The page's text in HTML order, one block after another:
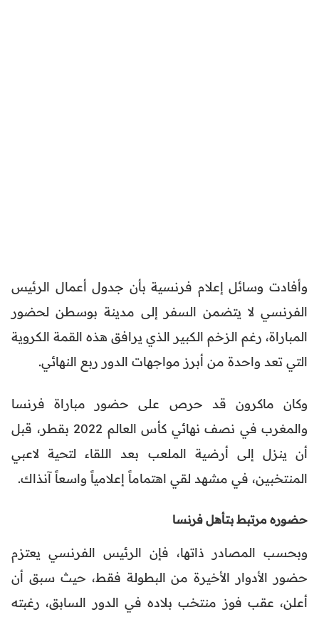
وأفادت وسائل إعلام فرنسية بأن جدول أعمال الرئيس
الفرنسي لا يتضمن السفر إلى مدينة بوسطن لحضور
المباراة، رغم الزخم الكبير الذي يرافق هذه القمة الكروية
التي تعد واحدة من أبرز مواجهات الدور ربع النهائي.
وكان ماكرون قد حرص على حضور مباراة فرنسا
والمغرب في نصف نهائي كأس العالم 2022 بقطر، قبل
أن ينزل إلى أرضية الملعب بعد اللقاء لتحية لاعبي
المنتخبين، في مشهد لقي اهتماماً إعلامياً واسعاً آنذاك.
حضوره مرتبط بتأهل فرنسا
وبحسب المصادر ذاتها، فإن الرئيس الفرنسي يعتزم
حضور الأدوار الأخيرة من البطولة فقط، حيث سبق أن
أعلن، عقب فوز منتخب بلاده في الدور السابق، رغبته